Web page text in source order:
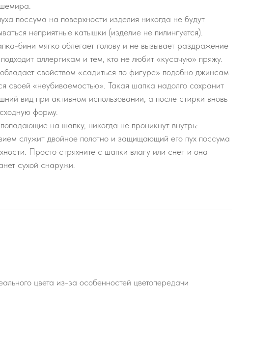
поссума на поверхности изделия никогда не будут
неприятные катышки (изделие не пилингуется).
бини мягко облегает голову и не вызывает раздражение
аллергикам и тем, кто не любит «кусачую» пряжу.
свойством «садиться по фигуре» подобно джинсам
своей «неубиваемостью». Такая шапка надолго сохранит
вид при активном использовании, а после стирки вновь
форму.
на шапку, никогда не проникнут внутрь:
служит двойное полотно и защищающий его пух поссума
Просто стряхните с шапки влагу или снег и она
сухой снаружи.
цвета из-за особенностей цветопередачи